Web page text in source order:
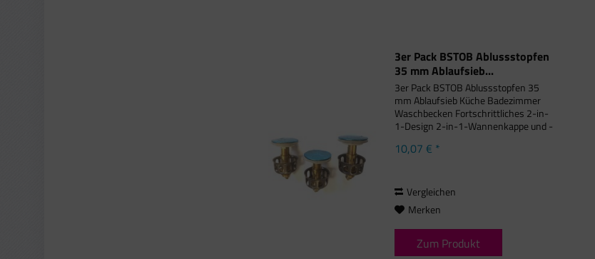
3er Pack BSTOB Ablussstopfen
35 mm Ablaufsieb...
3er Pack BSTOB Ablussstopfen 35
mm Ablaufsieb Küche Badezimmer
Waschbecken Fortschrittliches 2-in-
1-Design 2-in-1-Wannenkappe und -
Haare und Wertsachen entlang der
10,07 € *
Vergleichen
Merken
Zum Produkt